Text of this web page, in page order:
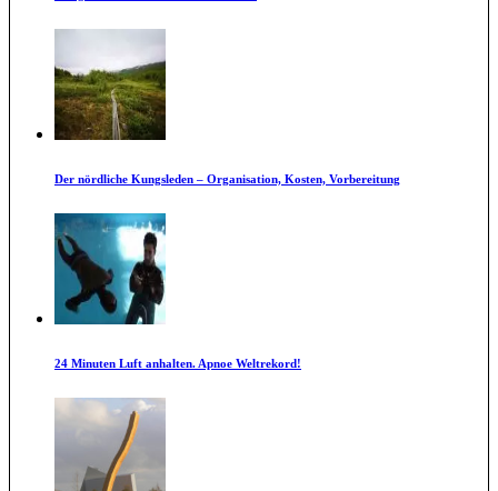
Der nördliche Kungsleden – Organisation, Kosten, Vorbereitung
24 Minuten Luft anhalten. Apnoe Weltrekord!